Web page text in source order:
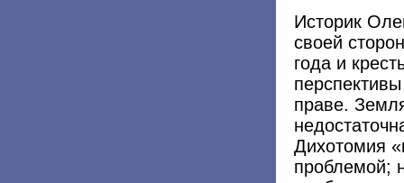
Историк
своей
года и
праве.
Дихотомия
проблемой;